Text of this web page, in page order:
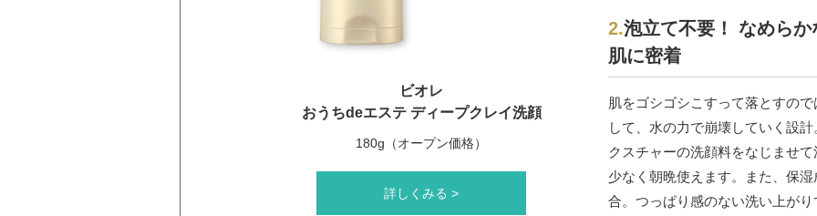
ビオレ
おうちdeエステ ディープクレイ洗顔
180g（オープン価格）
詳しくみる >
2.泡立て不要！ なめら
肌に密着
肌をゴシゴシこすって落とすの
して、水の力で崩壊していく設
クスチャーの洗顔料をなじませ
少なく朝晩使えます。また、保
合。つっぱり感のない洗い上がり